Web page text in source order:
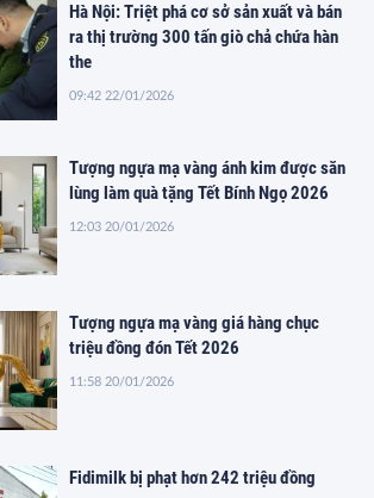
Hà Nội: Triệt phá cơ sở sản xuất và bán
ra thị trường 300 tấn giò chả chứa hàn
the
09:42 22/01/2026
Tượng ngựa mạ vàng ánh kim được săn
lùng làm quà tặng Tết Bính Ngọ 2026
12:03 20/01/2026
Tượng ngựa mạ vàng giá hàng chục
triệu đồng đón Tết 2026
11:58 20/01/2026
Fidimilk bị phạt hơn 242 triệu đồng